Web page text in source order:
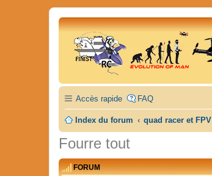
Accès rapide FAQ
Index du forum quad racer et FPV
Fourre tout
FORUM